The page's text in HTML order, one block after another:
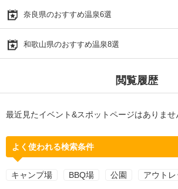
奈良県のおすすめ温泉6選
和歌山県のおすすめ温泉8選
閲覧履歴
最近見たイベント&スポットページはありませ
よく使われる検索条件
キャンプ場 BBQ場 公園 アウト